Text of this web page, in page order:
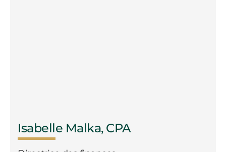
Isabelle Malka, CPA